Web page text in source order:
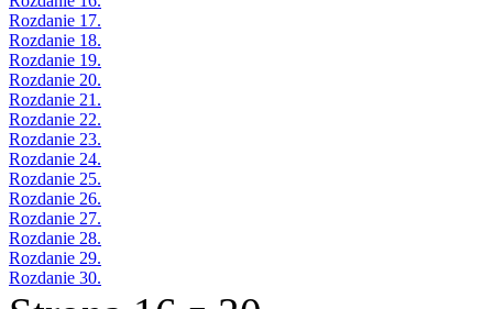
Rozdanie 17.
Rozdanie 18.
Rozdanie 19.
Rozdanie 20.
Rozdanie 21.
Rozdanie 22.
Rozdanie 23.
Rozdanie 24.
Rozdanie 25.
Rozdanie 26.
Rozdanie 27.
Rozdanie 28.
Rozdanie 29.
Rozdanie 30.